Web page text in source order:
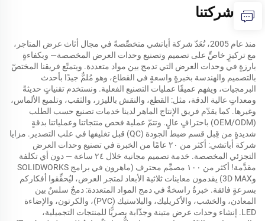
عن شركتنا
منذ عام 2005، تُعَدّ شركة أباتشي متخصِّصةً في مجال أثاث عرض المتاجر،
مع تركيزٍ خاصٍّ على تصميم وتصنيع وحدات العرض المخصصة— وبكفاءةٍ
بارزةٍ في وحدات العرض التي تدمج بين مواد متعددة. ويتمتّع فريقنا المختصّ
بالتصميم والهندسة بخبرةٍ واسعةٍ في القطاع، وهو مُلمٌّ جيدًا بأحدث
البرمجيات، ويفهم عميقًا عمليات التصنيع الفعلية. ونستخدم تقنياتٍ حديثةً
ومعداتٍ عالية الدقة، مثل: القطع، والنقش بالليزر، والثقب، وتلميع الألماس،
وغيرها. كما يقدّم فريق الإنتاج الماهر لدينا خدمات تصنيع حسب الطلب
(OEM/ODM) باحترافٍ عالٍ. وتتمّ عملية فحص منتجاتنا وعملياتنا بدقةٍ
شديدةٍ من قِبل قسم ضبط الجودة (QC) قبل تغليفها في علب التصدير. مزايا
شركة أباتشي: أكثر من ٢٠ عامًا من الخبرة في تصنيع وحدات العرض
التجزئي المخصصة. خدمة تصميم مجانية خلال ٢٤ ساعة — دون أي تكلفة
مقدَّمة! أكثر من ١٠٠ مصمِّم محترف (ماهرون في برامج SOLIDWORKS
و3D MAX) يقدمون معاينات ثلاثية الأبعاد لمتجر العرض، ليُحقِّقوا أفكاركم
بسرعةٍ فائقة. خبرةٌ راسخةٌ في دمج المواد المتعددة: دمجٌ سلسٌ بين
المعادن، والخشب، والأكريليك، والبلاستيك (PVC)، والكرتون، والإضاءة
LED. إنشاء وحدات عرض متينة وجذّابة بصريًّا للمنتجات التجميلية،